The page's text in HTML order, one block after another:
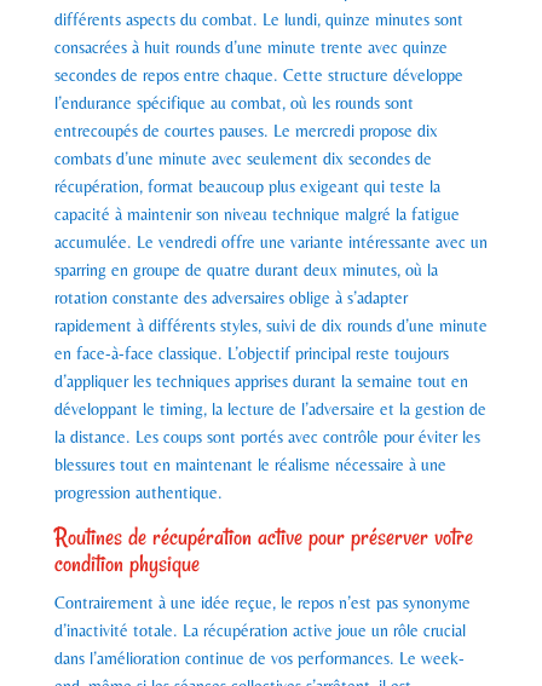
différents aspects du combat. Le lundi, quinze minutes sont
consacrées à huit rounds d’une minute trente avec quinze
secondes de repos entre chaque. Cette structure développe
l’endurance spécifique au combat, où les rounds sont
entrecoupés de courtes pauses. Le mercredi propose dix
combats d’une minute avec seulement dix secondes de
récupération, format beaucoup plus exigeant qui teste la
capacité à maintenir son niveau technique malgré la fatigue
accumulée. Le vendredi offre une variante intéressante avec un
sparring en groupe de quatre durant deux minutes, où la
rotation constante des adversaires oblige à s’adapter
rapidement à différents styles, suivi de dix rounds d’une minute
en face-à-face classique. L’objectif principal reste toujours
d’appliquer les techniques apprises durant la semaine tout en
développant le timing, la lecture de l’adversaire et la gestion de
la distance. Les coups sont portés avec contrôle pour éviter les
blessures tout en maintenant le réalisme nécessaire à une
progression authentique.
Routines de récupération active pour préserver votre
condition physique
Contrairement à une idée reçue, le repos n’est pas synonyme
d’inactivité totale. La récupération active joue un rôle crucial
dans l’amélioration continue de vos performances. Le week-